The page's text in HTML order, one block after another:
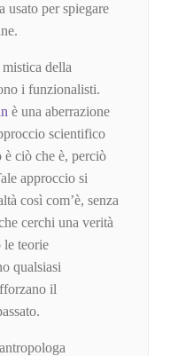
per spiegare
della
i funzionalisti.
è una aberrazione
scientifico
è ciò che è, perciò
approccio si
così com’è, senza
cerchi una verità
le teorie
qualsiasi
il